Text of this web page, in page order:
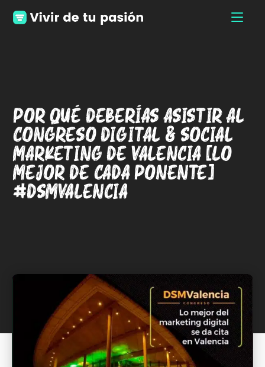
Por qué deberías asistir al
Congreso Digital & Social
Marketing de Valencia [Lo
mejor de cada ponente]
#DSMValencia